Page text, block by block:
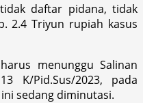
daftar pidana, tidak
2.4 Triyun rupiah kasus
menunggu Salinan
K/Pid.Sus/2023, pada
sedang diminutasi.